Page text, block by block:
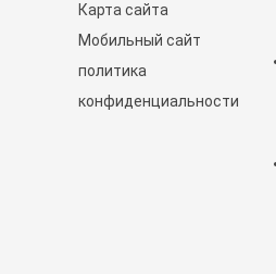
Карта сайта
Мобильный сайт
политика
конфиденциальности